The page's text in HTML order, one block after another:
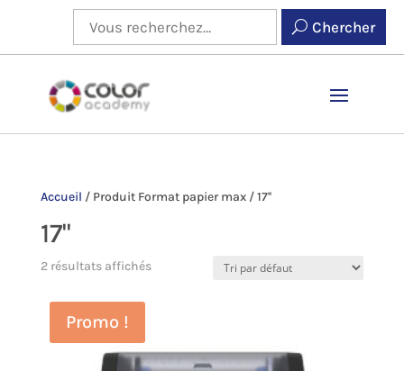
Chercher
Accueil / Produit Format papier max/17''
17''
2 résultats affichés
Promo !